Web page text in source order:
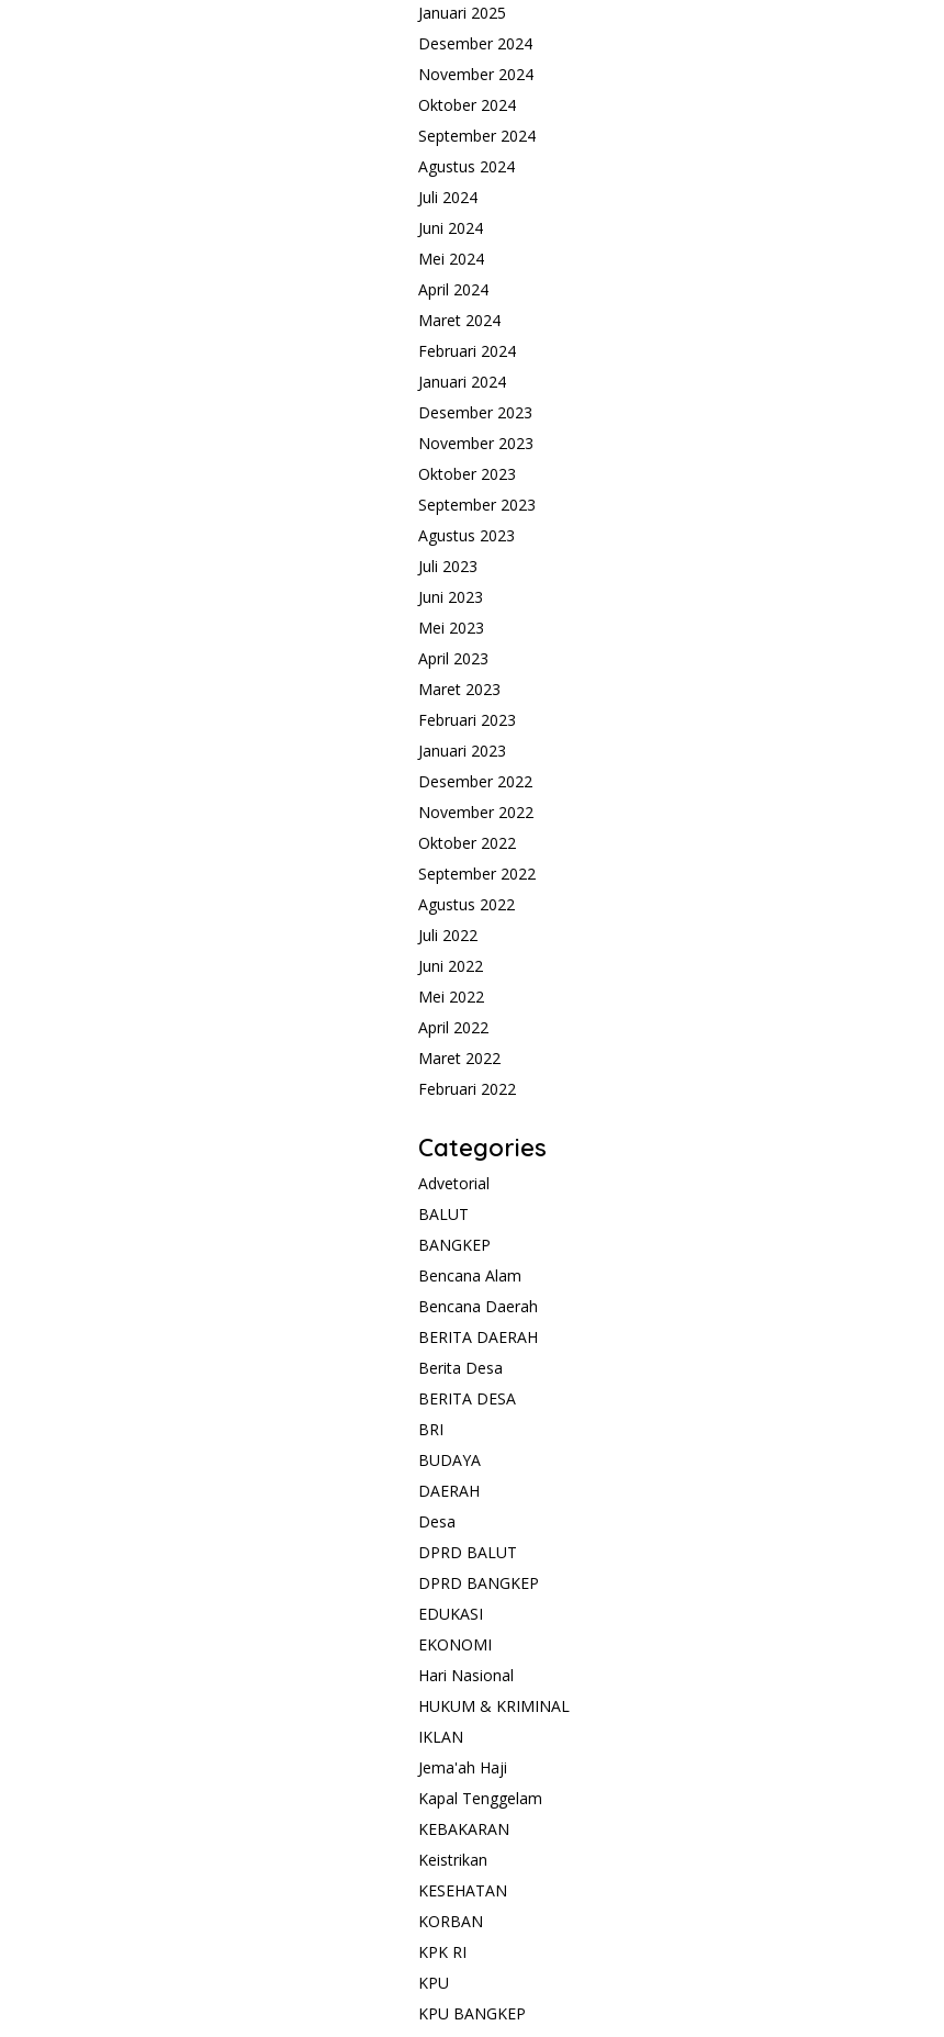
Januari 2025
Desember 2024
November 2024
Oktober 2024
September 2024
Agustus 2024
Juli 2024
Juni 2024
Mei 2024
April 2024
Maret 2024
Februari 2024
Januari 2024
Desember 2023
November 2023
Oktober 2023
September 2023
Agustus 2023
Juli 2023
Juni 2023
Mei 2023
April 2023
Maret 2023
Februari 2023
Januari 2023
Desember 2022
November 2022
Oktober 2022
September 2022
Agustus 2022
Juli 2022
Juni 2022
Mei 2022
April 2022
Maret 2022
Februari 2022
Categories
Advetorial
BALUT
BANGKEP
Bencana Alam
Bencana Daerah
BERITA DAERAH
Berita Desa
BERITA DESA
BRI
BUDAYA
DAERAH
Desa
DPRD BALUT
DPRD BANGKEP
EDUKASI
EKONOMI
Hari Nasional
HUKUM & KRIMINAL
IKLAN
Jema'ah Haji
Kapal Tenggelam
KEBAKARAN
Keistrikan
KESEHATAN
KORBAN
KPK RI
KPU
KPU BANGKEP